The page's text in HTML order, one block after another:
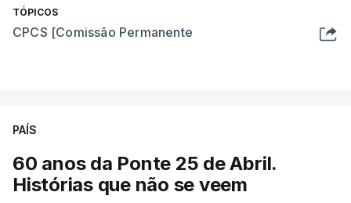
TÓPICOS
CPCS [Comissão Permanente
PAÍS
60 anos da Ponte 25 de Abril.
Histórias que não se veem